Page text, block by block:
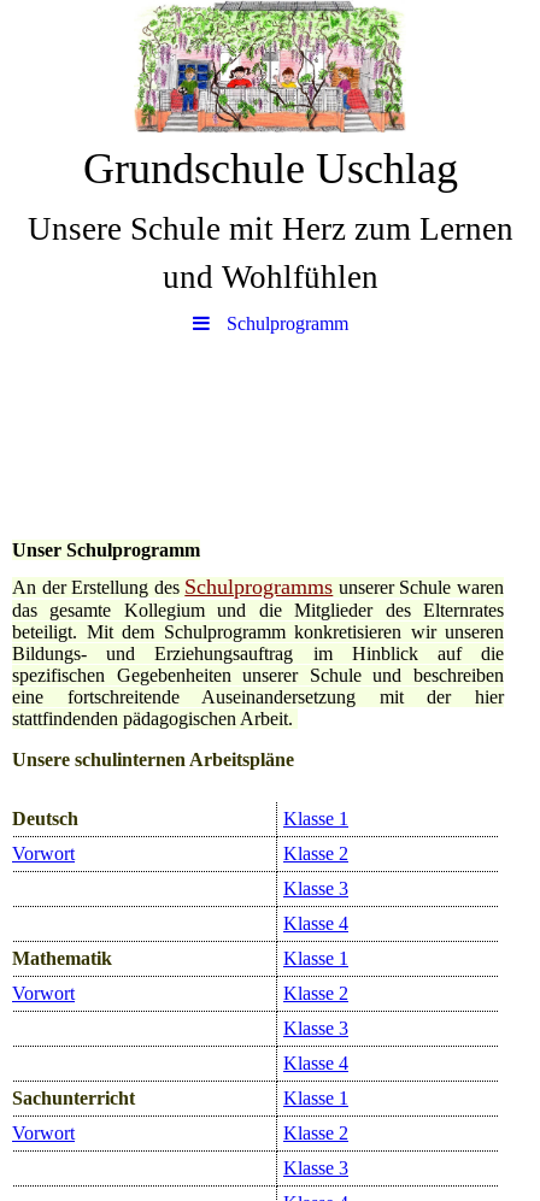
Grundschule Uschlag
Unsere Schule mit Herz zum Lernen
und Wohlfühlen
Schulprogramm
Unser Schulprogramm
An der Erstellung des Schulprogramms unserer Schule waren
das gesamte Kollegium und die Mitglieder des Elternrates
beteiligt. Mit dem Schulprogramm konkretisieren wir unseren
Bildungs- und Erziehungsauftrag im Hinblick auf die
spezifischen Gegebenheiten unserer Schule und beschreiben
eine fortschreitende Auseinandersetzung mit der hier
stattfindenden pädagogischen Arbeit.
Unsere schulinternen Arbeitspläne
Deutsch
Klasse 1
Vorwort
Klasse 2
Klasse 3
Klasse 4
Mathematik
Klasse 1
Vorwort
Klasse 2
Klasse 3
Klasse 4
Sachunterricht
Klasse 1
Vorwort
Klasse 2
Klasse 3